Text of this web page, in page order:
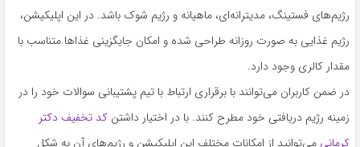
رژیم‌های فستینگ، مدیترانه‌ای، ماهیانه و رژیم شوک باشد. در این اپلیکیشن،
رژیم غذایی به صورت روزانه طراحی شده و امکان جایگزینی غذاها متناسب با
مقدار کالری وجود دارد.
در ضمن کاربران می‌توانند با برقراری ارتباط با تیم پشتیبانی سوالات خود را در
زمینه رژیم دریافتی خود مطرح کنند. با در اختیار داشتن کد تخفیف دکتر
کرمانی می‌توانید از امکانات مختلف این اپلیکیشن و رژیم‌های آن به شکل